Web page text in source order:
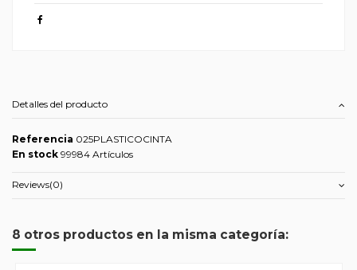
Detalles del producto
Referencia 025PLASTICOCINTA
En stock 99984 Artículos
Reviews(0)
8 otros productos en la misma categoría: